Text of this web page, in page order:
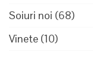
Soiuri noi (68)
Vinete (10)